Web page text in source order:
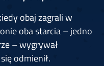
obaj zagrali w
oba starcia – jedno
– wygrywał
odmienił.